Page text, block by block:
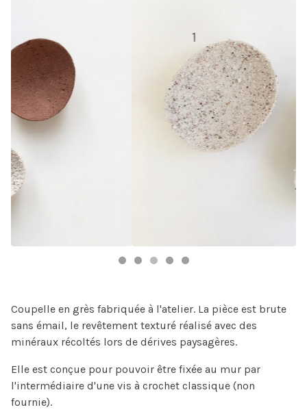
Coupelle en grès fabriquée à l'atelier. La pièce est brute
sans émail, le revêtement texturé réalisé avec des
minéraux récoltés lors de dérives paysagères.
Elle est conçue pour pouvoir être fixée au mur par
l'intermédiaire d'une vis à crochet classique (non
fournie).